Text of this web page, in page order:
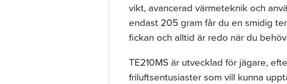
vikt, avancerad värmeteknik och
endast 205 gram får du en smidig
fickan och alltid är redo när du
TE210MS är utvecklad för jägare,
friluftsentusiaster som vill kunna